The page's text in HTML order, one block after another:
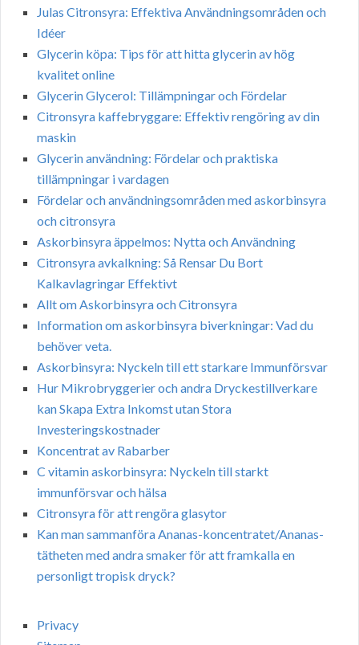
Julas Citronsyra: Effektiva Användningsområden och
Idéer
Glycerin köpa: Tips för att hitta glycerin av hög
kvalitet online
Glycerin Glycerol: Tillämpningar och Fördelar
Citronsyra kaffebryggare: Effektiv rengöring av din
maskin
Glycerin användning: Fördelar och praktiska
tillämpningar i vardagen
Fördelar och användningsområden med askorbinsyra
och citronsyra
Askorbinsyra äppelmos: Nytta och Användning
Citronsyra avkalkning: Så Rensar Du Bort
Kalkavlagringar Effektivt
Allt om Askorbinsyra och Citronsyra
Information om askorbinsyra biverkningar: Vad du
behöver veta.
Askorbinsyra: Nyckeln till ett starkare Immunförsvar
Hur Mikrobryggerier och andra Dryckestillverkare
kan Skapa Extra Inkomst utan Stora
Investeringskostnader
Koncentrat av Rabarber
C vitamin askorbinsyra: Nyckeln till starkt
immunförsvar och hälsa
Citronsyra för att rengöra glasytor
Kan man sammanföra Ananas-koncentratet/Ananas-
tätheten med andra smaker för att framkalla en
personligt tropisk dryck?
Privacy